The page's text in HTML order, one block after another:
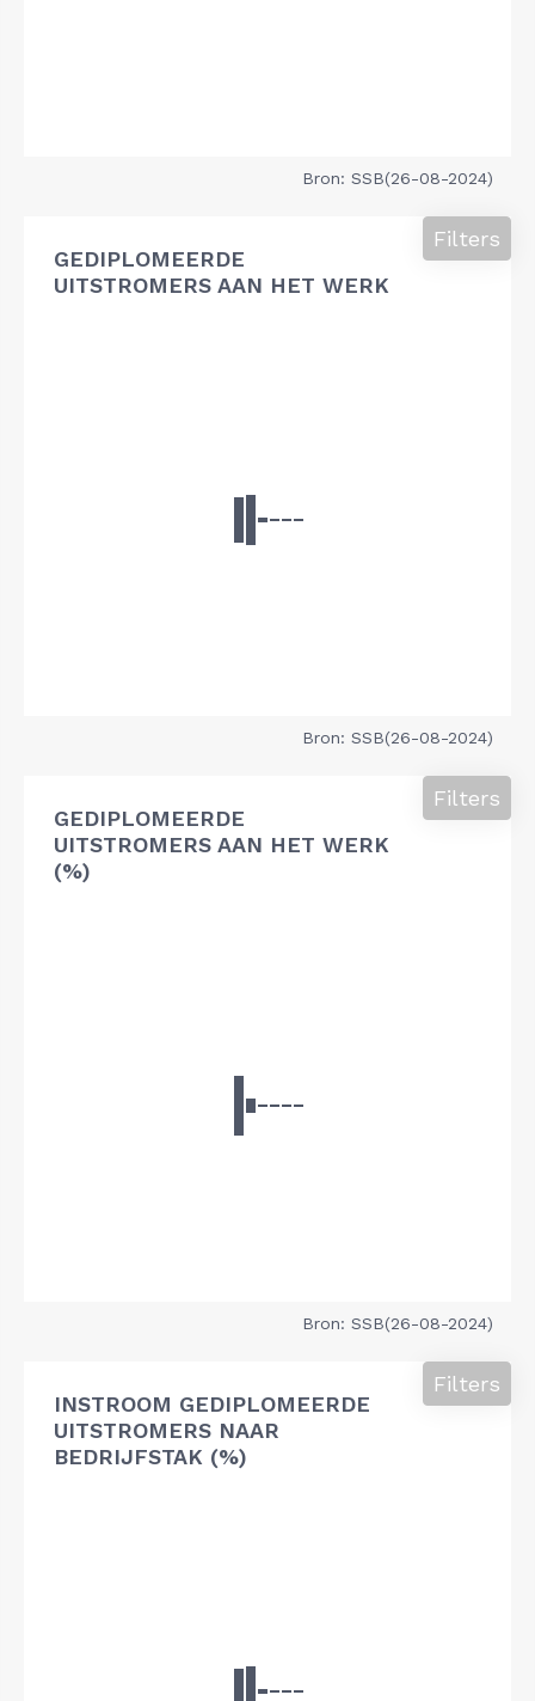
Bron: SSB(26-08-2024)
GEDIPLOMEERDE
UITSTROMERS AAN HET WERK
Filters
Bron: SSB(26-08-2024)
GEDIPLOMEERDE
UITSTROMERS AAN HET WERK
(%)
Filters
Bron: SSB(26-08-2024)
INSTROOM GEDIPLOMEERDE
UITSTROMERS NAAR
BEDRIJFSTAK (%)
Filters